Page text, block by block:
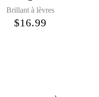
Brillant à lèvres
$16.99